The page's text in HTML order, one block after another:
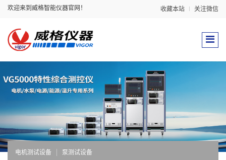
欢迎来到威格智能仪器官网！ 收藏本站 关注微信
电机测试设备 泵测试设备